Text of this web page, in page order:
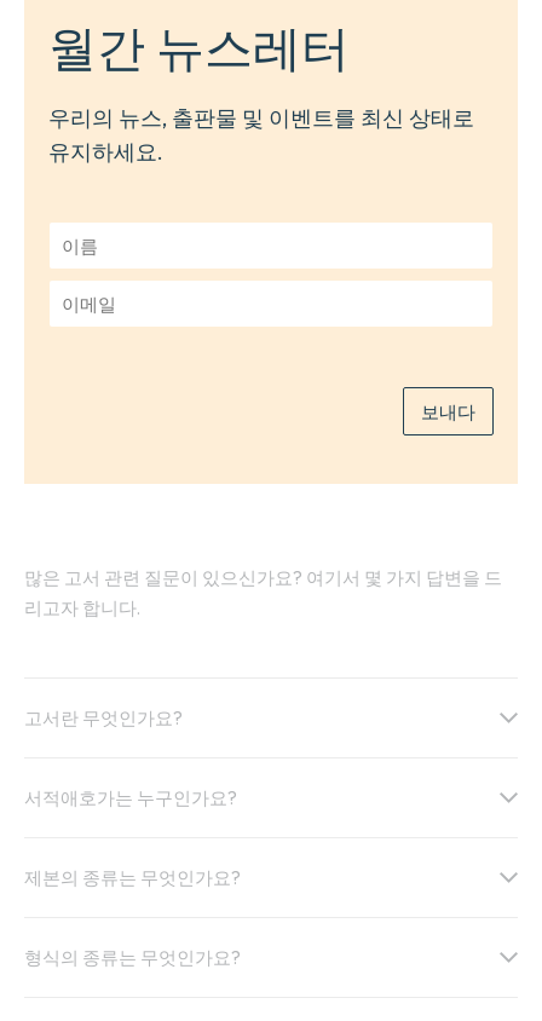
월간 뉴스레터
우리의 뉴스, 출판물 및 이벤트를 최신 상태로
유지하세요.
름
*
메
보내다
많은 고서 관련 질문이 있으신가요? 여기서 몇 가지 답변을 드
리고자 합니다.
고서란 무엇인가요?
서적애호가는 누구인가요?
제본의 종류는 무엇인가요?
형식의 종류는 무엇인가요?